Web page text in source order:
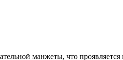
манжеты, что